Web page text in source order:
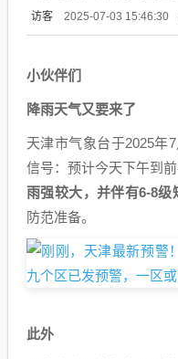
访客 2025-07-03 15:46:30
小伙伴们
降雨天气又要来了
天津市气象台于2025年
信号：预计今天下午到前
雨强较大，并伴有6-8级
防范准备。
此外